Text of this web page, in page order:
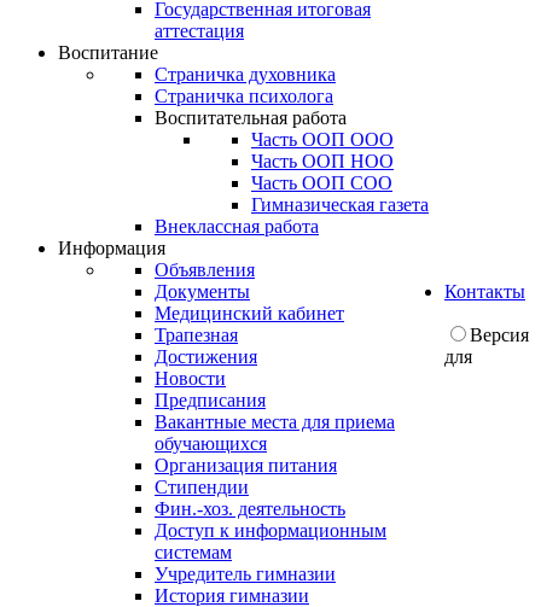
Государственная итоговая
аттестация
Воспитание
Страничка духовника
Страничка психолога
Воспитательная работа
Часть ООП ООО
Часть ООП НОО
Часть ООП СОО
Гимназическая газета
Внеклассная работа
Информация
Объявления
Документы
Медицинский кабинет
Трапезная
Достижения
Новости
Предписания
Вакантные места для приема
обучающихся
Организация питания
Стипендии
Фин.-хоз. деятельность
Доступ к информационным
системам
Учредитель гимназии
История гимназии
Контакты
Версия
для